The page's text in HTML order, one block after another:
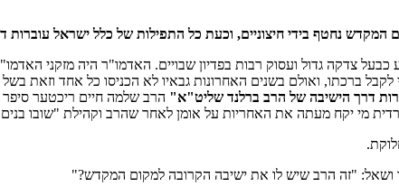
נחטף בידי חיצוניים, וכעת כל התפילות של כלל ישראל
לקבל ברכתו, ואולם בשנים האחרונות גבאיו לא הכניסו כל אחד
דרך הישיבה של הרב ברלנד שליט"א" הרב שלמה חיים ריכטער
מי יקח מעתה את האחריות על אומן לאחר שהרב וקהילת "שובו
"זה הרב שיש לו את ישיבה הקרובה למקום המקדש?"